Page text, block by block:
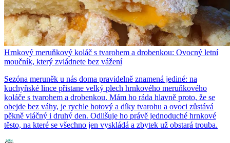
Hrnkový meruňkový koláč s tvarohem a drobenkou: Ovocný letní
moučník, který zvládnete bez vážení
Sezóna meruněk u nás doma pravidelně znamená jediné: na
kuchyňské lince přistane velký plech hrnkového meruňkového
koláče s tvarohem a drobenkou. Mám ho ráda hlavně proto, že se
obejde bez váhy, je rychle hotový a díky tvarohu a ovoci zůstává
pěkně vláčný i druhý den. Odlišuje ho právě jednoduché hrnkové
těsto, na které se všechno jen vyskládá a zbytek už obstará trouba.